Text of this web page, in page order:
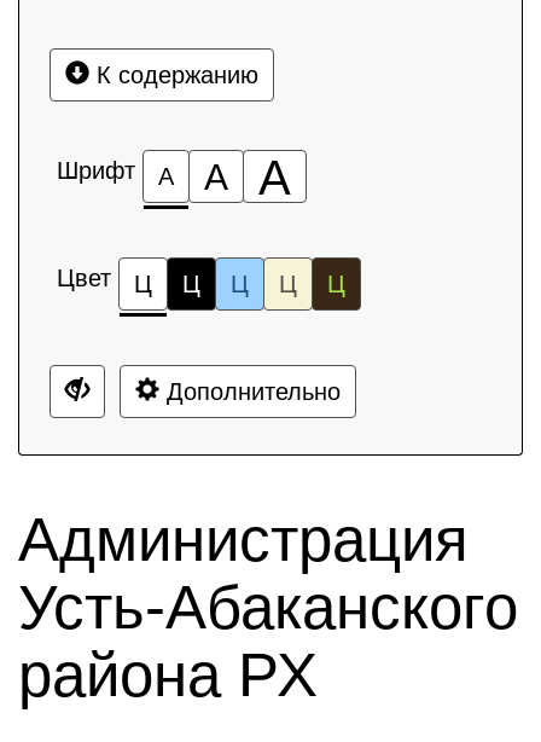
К содержанию
Шрифт А А А
Цвет Ц Ц Ц Ц Ц
Дополнительно
Администрация
Усть-Абаканского
района РХ